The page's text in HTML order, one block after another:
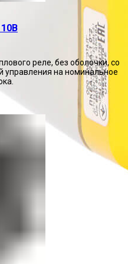
реле, без оболочки, со
управления на номинальное